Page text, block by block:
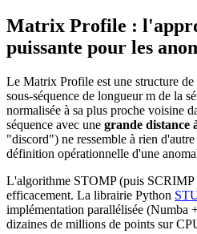
Matrix Profile :
puissante pour les
Le Matrix Profile est une structure
sous-séquence de longueur m de la
normalisée à sa plus proche voisine
séquence avec une grande distance
"discord") ne ressemble à rien
définition opérationnelle d'une
L'algorithme STOMP (puis SCRIMP
efficacement. La librairie Python
implémentation parallélisée (Numba
dizaines de millions de points sur